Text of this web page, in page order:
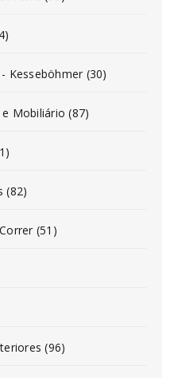
Kesseböhmer (30)
Mobiliário (87)
(82)
(51)
(96)